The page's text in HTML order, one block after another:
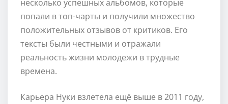
несколько успешных альбомов, которые
попали в топ-чарты и получили множество
положительных отзывов от критиков. Его
тексты были честными и отражали
реальность жизни молодежи в трудные
времена.
Карьера Нуки взлетела ещё выше в 2011 году,